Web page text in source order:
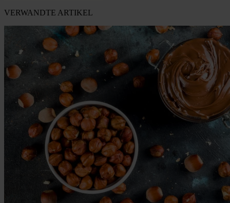
VERWANDTE ARTIKEL